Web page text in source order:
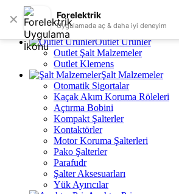
✕ Forelektrik
Uygulamada aç & daha iyi deneyim
Skip to navigation Skip to main content
Tüm Kategoriler
Outlet Ürünler
Outlet Şalt Malzemeler
Outlet Klemens
Şalt Malzemeler
Otomatik Sigortalar
Kaçak Akım Koruma Röleleri
Açtırma Bobini
Kompakt Şalterler
Kontaktörler
Motor Koruma Şalterleri
Pako Şalterler
Parafudr
Şalter Aksesuarları
Yük Ayırıcılar